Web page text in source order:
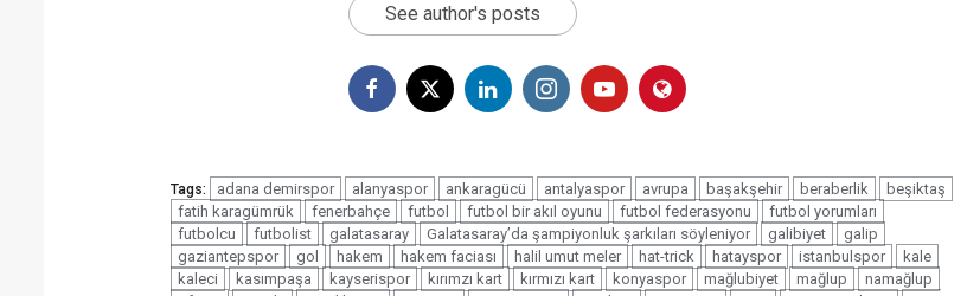
See author's posts
Tags: adana demirspor alanyaspor ankaragücü antalyaspor avrupa başakşehir beraberlik
beşiktaş
fatih karagümrük
fenerbahçe futbol futbol bir akıl oyunu futbol federasyonu
futbol yorumları
futbolcu
futbolist galatasaray Galatasaray’da şampiyonluk şarkıları söyleniyor galibiyet
galip
gaziantepspor
gol hakem hakem faciası halil umut meler hat-trick hatayspor istanbulspor
kale
kaleci
kasımpaşa kayserispor kırımzı kart kırmızı kart konyaspor mağlubiyet mağlup
namağlup